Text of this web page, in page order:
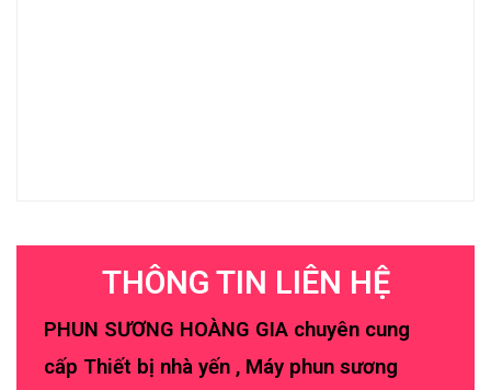
THÔNG TIN LIÊN HỆ
PHUN SƯƠNG HOÀNG GIA chuyên cung
cấp Thiết bị nhà yến , Máy phun sương